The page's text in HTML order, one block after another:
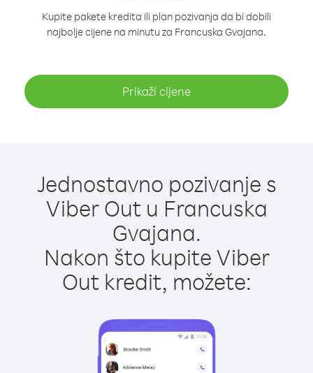
Kupite pakete kredita ili plan pozivanja da bi dobili
najbolje cijene na minutu za Francuska Gvajana.
Prikaži cijene
Jednostavno pozivanje s
Viber Out u Francuska
Gvajana.
Nakon što kupite Viber
Out kredit, možete: